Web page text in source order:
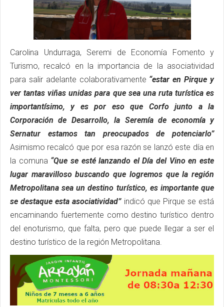
Carolina Undurraga, Seremi de Economía Fomento y
Turismo, recalcó en la importancia de la asociatividad
para salir adelante colaborativamente “estar en Pirque y
ver tantas viñas unidas para que sea una ruta turística es
importantísimo, y es por eso que Corfo junto a la
Corporación de Desarrollo, la Seremía de economía y
Sernatur estamos tan preocupados de potenciarlo”
Asimismo recalcó que por esa razón se lanzó este día en
la comuna “Que se esté lanzando el Día del Vino en este
lugar maravilloso buscando que logremos que la región
Metropolitana sea un destino turístico, es importante que
se destaque esta asociatividad”indicó que Pirque se está
encaminando fuertemente como destino turístico dentro
del enoturismo, que falta, pero que puede llegar a ser el
destino turístico de la región Metropolitana.